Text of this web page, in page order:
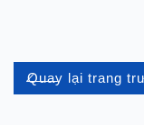
Quay lại trang